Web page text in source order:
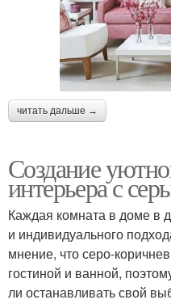
читать дальше →
Создание
интерьера с
Каждая комната в доме в
и индивидуального
мнение, что серо-
гостиной и ванной,
ли останавливать свой